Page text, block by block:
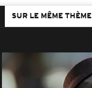
SUR LE MÊME THÈME